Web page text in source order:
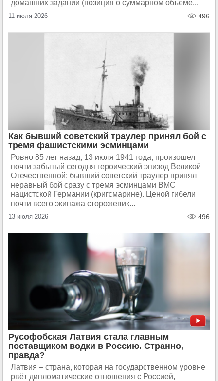
домашних заданий (позиция о суммарном объеме...
11 июля 2026 496
Как бывший советский траулер принял бой с
тремя фашистскими эсминцами
Ровно 85 лет назад, 13 июля 1941 года, произошел
почти забытый сегодня героический эпизод Великой
Отечественной: бывший советский траулер принял
неравный бой сразу с тремя эсминцами ВМС
нацистской Германии (кригсмарине). Ценой гибели
почти всего экипажа сторожевик...
13 июля 2026 496
Русофобская Латвия стала главным
поставщиком водки в Россию. Странно,
правда?
Латвия – страна, которая на государственном уровне
рвёт дипломатические отношения с Россией,